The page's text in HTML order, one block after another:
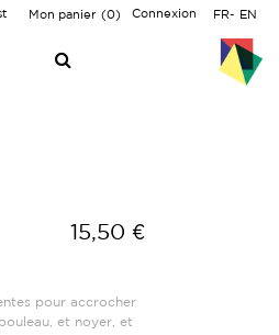
FR EN
Connexion
Mon panier 0
15,50 €
pour accrocher
et noyer, et